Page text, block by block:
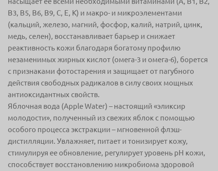
B3, B5, B6, B9, С, E, K) и макро- и микроэлементами
(кальций, железо, магний, фосфор, калий, натрий, цинк,
медь, селен), восстанавливает барьер и снижает
реактивность кожи благодаря богатому профилю
незаменимых жирных кислот (омега-3 и омега-6), борется
с признаками фотостарения и защищает от пагубного
действия свободных радикалов в силу своих мощных
антиоксидантных свойств.
Яблочная вода (Apple Water) – настоящий «эликсир
молодости», полученный из свежих яблок с помощью
особого процесса экстракции – мгновенной флэш-
дистилляции. Увлажняет, питает и тонизирует кожу,
стимулируя ее обновление, регулирует уровень рН кожи,
способствует восстановлению микробиома здоровой